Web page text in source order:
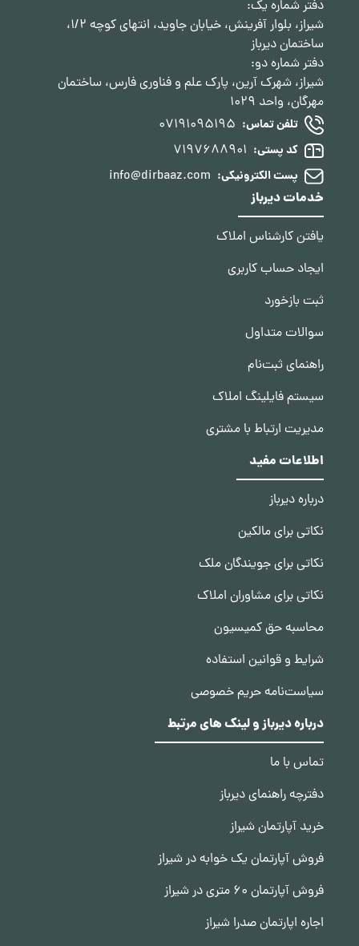
دفتر شماره یک:
شیراز، بلوار آفرینش، خیابان جاوید، انتهای کوچه 1/2،
ساختمان دیرباز
دفتر شماره دو:
شیراز، شهرک آرین، پارک علم و فناوری فارس، ساختمان
مهرگان، واحد 1029
تلفن تماس: 07191095195
کد پستی: 7197688901
پست الکترونیکی: info@dirbaaz.com
خدمات دیرباز
یافتن کارشناس املاک
ایجاد حساب کاربری
ثبت بازخورد
سوالات متداول
راهنمای ثبت‌نام
سیستم فایلینگ املاک
مدیریت ارتباط با مشتری
اطلاعات مفید
درباره دیرباز
نکاتی برای مالکین
نکاتی برای جویندگان ملک
نکاتی برای مشاوران املاک
محاسبه حق کمیسیون
شرایط و قوانین استفاده
سیاست‌نامه حریم خصوصی
درباره دیرباز و لینک های مرتبط
تماس با ما
دفترچه راهنمای دیرباز
خرید آپارتمان شیراز
فروش آپارتمان یک خوابه در شیراز
فروش آپارتمان 60 متری در شیراز
اجاره اپارتمان صدرا شیراز